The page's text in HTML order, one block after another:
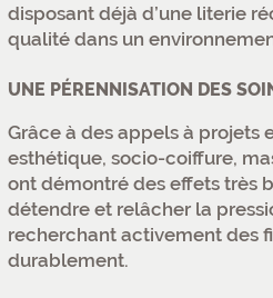
disposant déjà d’une literie
qualité dans un
UNE PÉRENNISATION DES
Grâce à des appels à projets
esthétique, socio-coiffure,
ont démontré des effets très
détendre et relâcher la
recherchant activement des
durablement.